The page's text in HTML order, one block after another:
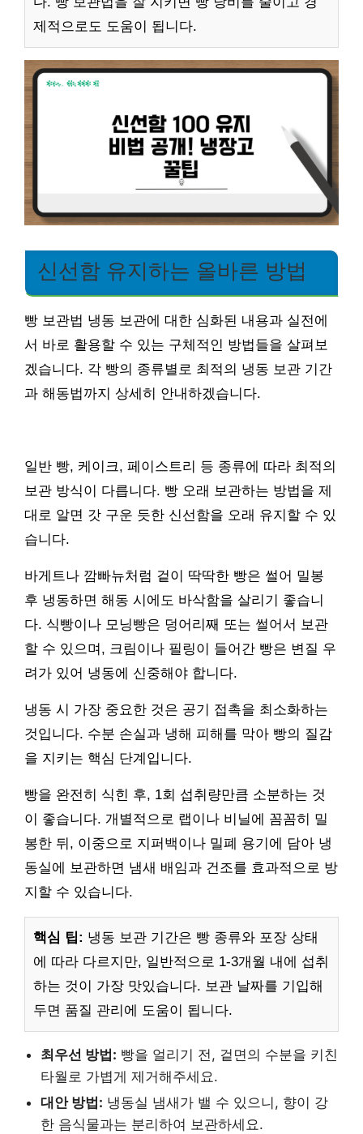
제적으로도 도움이 됩니다.
신선함 유지하는 올바른 방법
빵 보관법 냉동 보관에 대한 심화된 내용과 실전에
서 바로 활용할 수 있는 구체적인 방법들을 살펴보
겠습니다. 각 빵의 종류별로 최적의 냉동 보관 기간
과 해동법까지 상세히 안내하겠습니다.
일반 빵, 케이크, 페이스트리 등 종류에 따라 최적의
보관 방식이 다릅니다. 빵 오래 보관하는 방법을 제
대로 알면 갓 구운 듯한 신선함을 오래 유지할 수 있
습니다.
바게트나 깜빠뉴처럼 겉이 딱딱한 빵은 썰어 밀봉
후 냉동하면 해동 시에도 바삭함을 살리기 좋습니
다. 식빵이나 모닝빵은 덩어리째 또는 썰어서 보관
할 수 있으며, 크림이나 필링이 들어간 빵은 변질 우
려가 있어 냉동에 신중해야 합니다.
냉동 시 가장 중요한 것은 공기 접촉을 최소화하는
것입니다. 수분 손실과 냉해 피해를 막아 빵의 질감
을 지키는 핵심 단계입니다.
빵을 완전히 식힌 후, 1회 섭취량만큼 소분하는 것
이 좋습니다. 개별적으로 랩이나 비닐에 꼼꼼히 밀
봉한 뒤, 이중으로 지퍼백이나 밀폐 용기에 담아 냉
동실에 보관하면 냄새 배임과 건조를 효과적으로 방
지할 수 있습니다.
핵심 팁: 냉동 보관 기간은 빵 종류와 포장 상태
에 따라 다르지만, 일반적으로 1-3개월 내에 섭취
하는 것이 가장 맛있습니다. 보관 날짜를 기입해
두면 품질 관리에 도움이 됩니다.
최우선 방법: 빵을 얼리기 전, 겉면의 수분을 키친
타월로 가볍게 제거해주세요.
대안 방법: 냉동실 냄새가 밸 수 있으니, 향이 강
한 음식물과는 분리하여 보관하세요.